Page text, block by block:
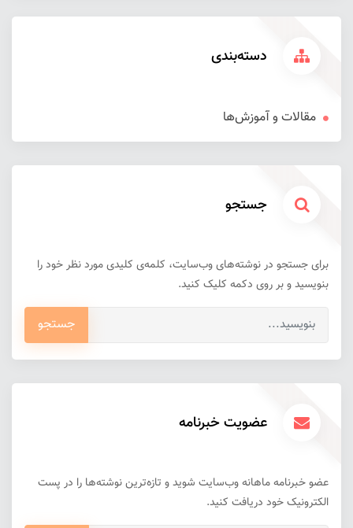
دسته‌بندی
مقالات و آموزش‌ها
جستجو
برای جستجو در نوشته‌های وب‌سایت، کلمه‌ی کلیدی مورد نظر خود را
بنویسید و بر روی دکمه کلیک کنید.
جستجو
عضویت خبرنامه
عضو خبرنامه ماهانه وب‌سایت شوید و تازه‌ترین نوشته‌ها را در پست
الکترونیک خود دریافت کنید.